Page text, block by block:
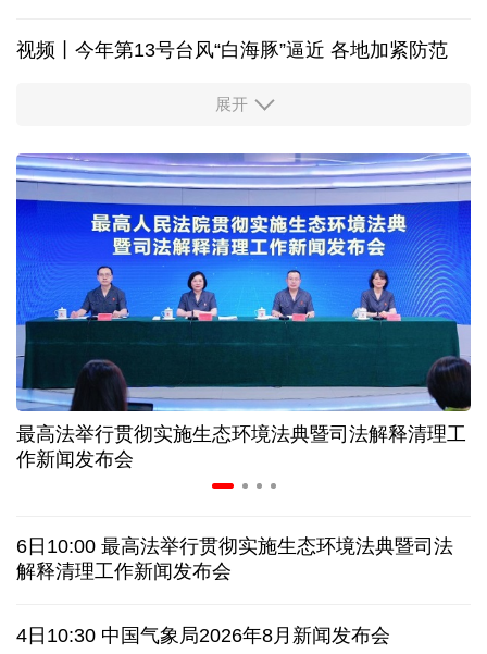
视频丨今年第13号台风“白海豚”逼近 各地加紧防范
柔性制造，高效匹配差异化需求
高温下用电负荷创新高 解码今夏的清凉底气
活力中国调研行丨弯道超车 如何“皖”美提速
7月份中国仓储指数保持扩张 行业运行韧性较强
小球赛撬动大消费 体育赛事激活城市发展新动能
“电影+文旅”深度融合 光影经济撬动暑期消费新蓝海
俄黑客称获取北约直接参与袭击俄领土证据
全球媒体聚焦︱外媒：美国劳动力市场正在走弱
展开
最高法举行贯彻实施生态环境法典暨司法解释清理工
作新闻发布会
6日10:00 最高法举行贯彻实施生态环境法典暨司法
解释清理工作新闻发布会
4日10:30 中国气象局2026年8月新闻发布会